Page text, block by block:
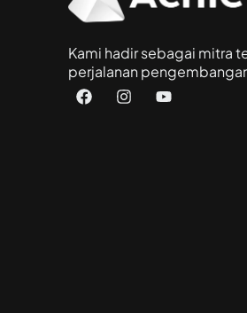
Kami hadir sebagai mitra
perjalanan